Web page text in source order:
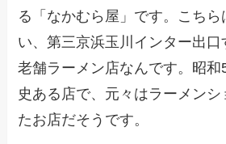
る「なかむら屋」です。こち
い、第三京浜玉川インター出口
老舗ラーメン店なんです。昭
史ある店で、元々はラーメンシ
たお店だそうです。